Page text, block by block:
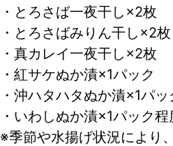
・とろさば一夜干し×2枚
・とろさばみりん干し×2枚
・真カレイ一夜干し×2枚
・紅サケぬか漬×1パック
・沖ハタハタぬか漬×1パッ
・いわしぬか漬×1パック程
※季節や水揚げ状況により